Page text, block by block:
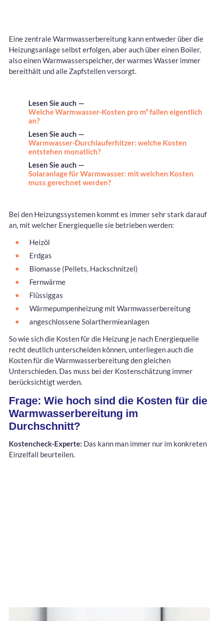
Eine zentrale Warmwasserbereitung kann entweder über die
Heizungsanlage selbst erfolgen, aber auch über einen Boiler,
also einen Warmwasserspeicher, der warmes Wasser immer
bereithält und alle Zapfstellen versorgt.
Lesen Sie auch —
Welche Warmwasser-Kosten pro m³ fallen eigentlich
an?
Lesen Sie auch —
Warmwasser-Durchlauferhitzer: welche Kosten
entstehen monatlich?
Lesen Sie auch —
Solaranlage für Warmwasser: mit welchen Kosten
muss gerechnet werden?
Bei den Heizungssystemen kommt es immer sehr stark darauf
an, mit welcher Energiequelle sie betrieben werden:
Heizöl
Erdgas
Biomasse (Pellets, Hackschnitzel)
Fernwärme
Flüssiggas
Wärmepumpenheizung mit Warmwasserbereitung
angeschlossene Solarthermieanlagen
So wie sich die Kosten für die Heizung je nach Energiequelle
recht deutlich unterscheiden können, unterliegen auch die
Kosten für die Warmwasserbereitung den gleichen
Unterschieden. Das muss bei der Kostenschätzung immer
berücksichtigt werden.
Frage: Wie hoch sind die Kosten für die
Warmwasserbereitung im
Durchschnitt?
Kostencheck-Experte: Das kann man immer nur im konkreten
Einzelfall beurteilen.